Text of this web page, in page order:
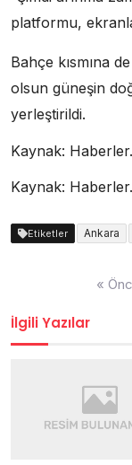
platformu,
Bahçe kısmına
olsun güneşin
yerleştirildi.
Kaynak:
Kaynak:
Etiketler Ankara
«
İlgili Yazılar